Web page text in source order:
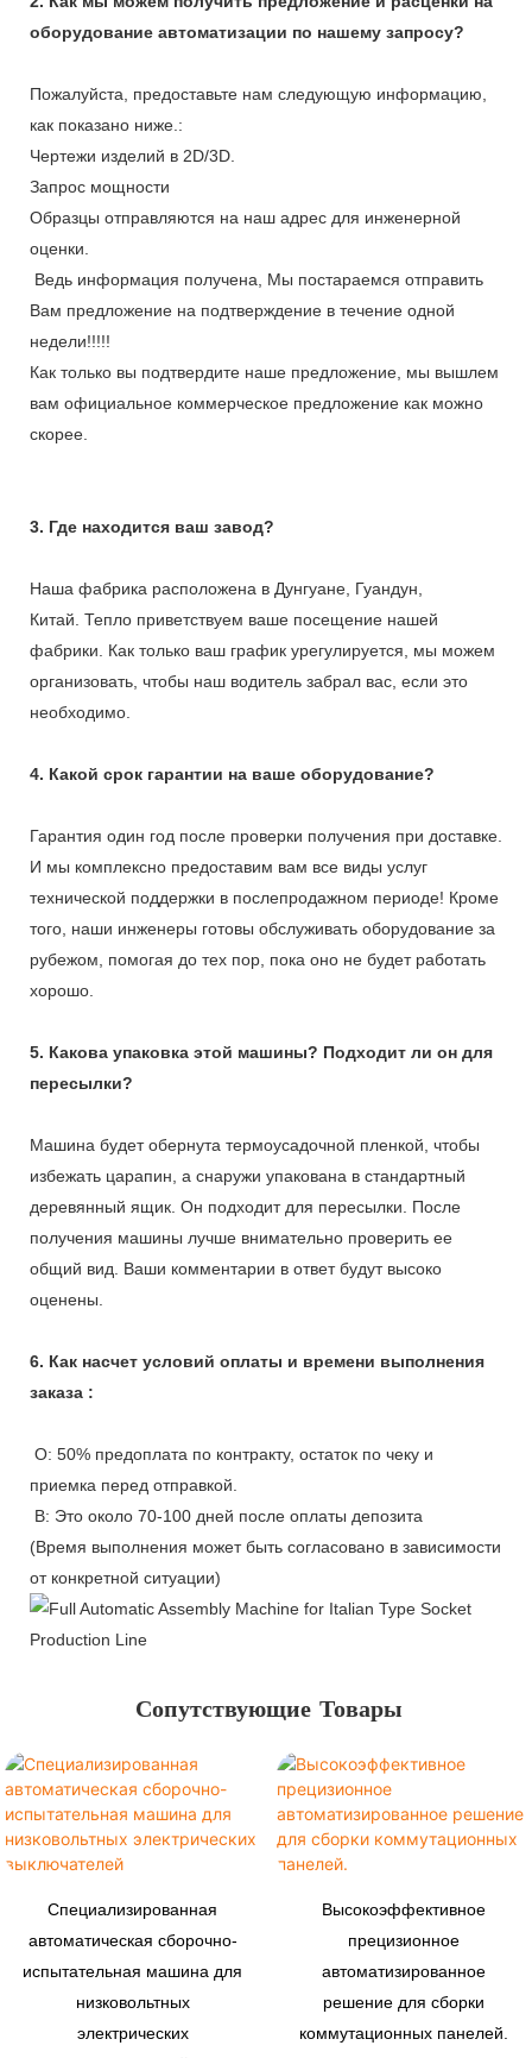
оборудование автоматизации по нашему запросу?
Пожалуйста, предоставьте нам следующую информацию,
как показано ниже.:
Чертежи изделий в 2D/3D.
Запрос мощности
Образцы отправляются на наш адрес для инженерной
оценки.
Ведь информация получена, Мы постараемся отправить
Вам предложение на подтверждение в течение одной
недели!!!!!
Как только вы подтвердите наше предложение, мы вышлем
вам официальное коммерческое предложение как можно
скорее.
3. Где находится ваш завод?
Наша фабрика расположена в Дунгуане, Гуандун,
Китай. Тепло приветствуем ваше посещение нашей
фабрики. Как только ваш график урегулируется, мы можем
организовать, чтобы наш водитель забрал вас, если это
необходимо.
4. Какой срок гарантии на ваше оборудование?
Гарантия один год после проверки получения при доставке.
И мы комплексно предоставим вам все виды услуг
технической поддержки в послепродажном периоде! Кроме
того, наши инженеры готовы обслуживать оборудование за
рубежом, помогая до тех пор, пока оно не будет работать
хорошо.
5. Какова упаковка этой машины? Подходит ли он для
пересылки?
Машина будет обернута термоусадочной пленкой, чтобы
избежать царапин, а снаружи упакована в стандартный
деревянный ящик. Он подходит для пересылки. После
получения машины лучше внимательно проверить ее
общий вид. Ваши комментарии в ответ будут высоко
оценены.
6. Как насчет условий оплаты и времени выполнения
заказа :
О: 50% предоплата по контракту, остаток по чеку и
приемка перед отправкой.
B: Это около 70-100 дней после оплаты депозита
(Время выполнения может быть согласовано в зависимости
от конкретной ситуации)
Сопутствующие Товары
Специализированная
автоматическая сборочно-
испытательная машина для
низковольтных
электрических
Высокоэффективное
прецизионное
автоматизированное
решение для сборки
коммутационных панелей.